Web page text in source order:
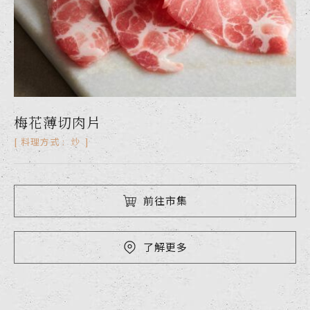
梅花薄切肉片
料理方式 : 炒
前往市集
了解更多
梅花厚切排
料理方式 : 炒
前往市集
了解更多
梅花肉片
料理方式 : 炒
前往市集
了解更多